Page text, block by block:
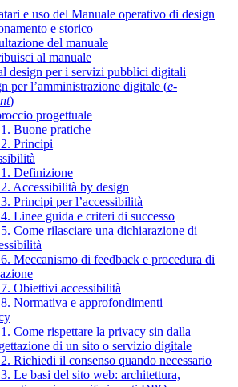
e uso del Manuale operativo di design
e storico
del manuale
al manuale
design per i servizi pubblici digitali
per l’amministrazione digitale (e-
)
progettuale
Buone pratiche
Principi
Definizione
Accessibilità by design
Principi per l’accessibilità
Linee guida e criteri di successo
Come rilasciare una dichiarazione di
Meccanismo di feedback e procedura di
Obiettivi accessibilità
Normativa e approfondimenti
Come rispettare la privacy sin dalla
di un sito o servizio digitale
Richiedi il consenso quando necessario
Le basi del sito web: architettura,